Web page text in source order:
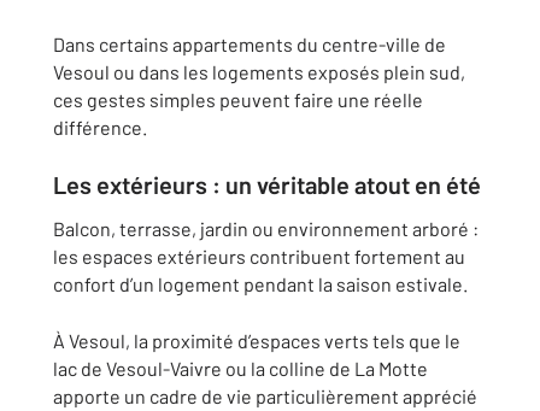
Dans certains appartements du centre-ville de
Vesoul ou dans les logements exposés plein sud,
ces gestes simples peuvent faire une réelle
différence.
Les extérieurs : un véritable atout en été
Balcon, terrasse, jardin ou environnement arboré :
les espaces extérieurs contribuent fortement au
confort d’un logement pendant la saison estivale.
À Vesoul, la proximité d’espaces verts tels que le
lac de Vesoul-Vaivre ou la colline de La Motte
apporte un cadre de vie particulièrement apprécié